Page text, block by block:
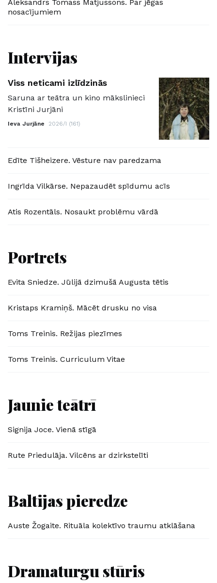
Aleksandrs Tomass Matjussons. Par jēgas
nosacījumiem
Intervijas
Viss neticami izlīdzinās
Saruna ar teātra un kino mākslinieci
Kristīni Jurjāni
Ieva Jurjāne 2026/I (161)
Edīte Tišheizere. Vēsture nav paredzama
Ingrīda Vilkārse. Nepazaudēt spīdumu acīs
Atis Rozentāls. Nosaukt problēmu vārdā
Portrets
Evita Sniedze. Jūlijā dzimušā Augusta tētis
Kristaps Kramiņš. Mācēt drusku no visa
Toms Treinis. Režijas piezīmes
Toms Treinis. Curriculum Vitae
Jaunie teātrī
Signija Joce. Vienā stīgā
Rute Priedulāja. Vilcēns ar dzirkstelīti
Baltijas pieredze
Auste Žogaite. Rituāla kolektīvo traumu atklāšana
Dramaturgu stūris